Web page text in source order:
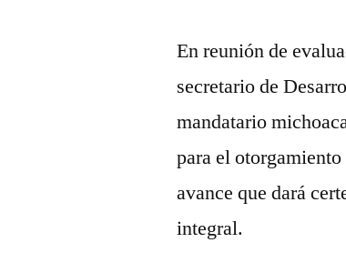
En reunión de
secretario de
mandatario
para el
avance que dará
integral.